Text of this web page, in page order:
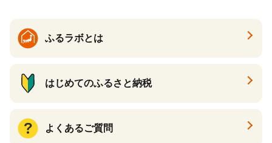
ふるラボとは
はじめてのふるさと納税
よくあるご質問